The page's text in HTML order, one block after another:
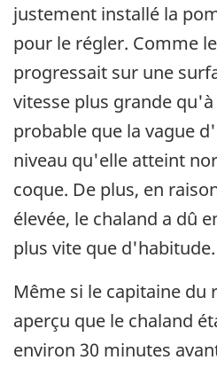
justement installé la
pour le régler. Comme
progressait sur une
vitesse plus grande
probable que la vague
niveau qu'elle atteint
coque. De plus, en
élevée, le chaland a dû
plus vite que d'habitude.
Même si le capitaine
aperçu que le chaland
environ 30 minutes